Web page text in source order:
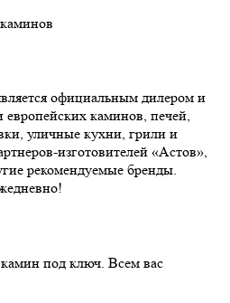
официальным дилером и
каминов, печей,
уличные кухни, грили и
изготовителей «Астов»,
рекомендуемые бренды.
под ключ. Всем вас